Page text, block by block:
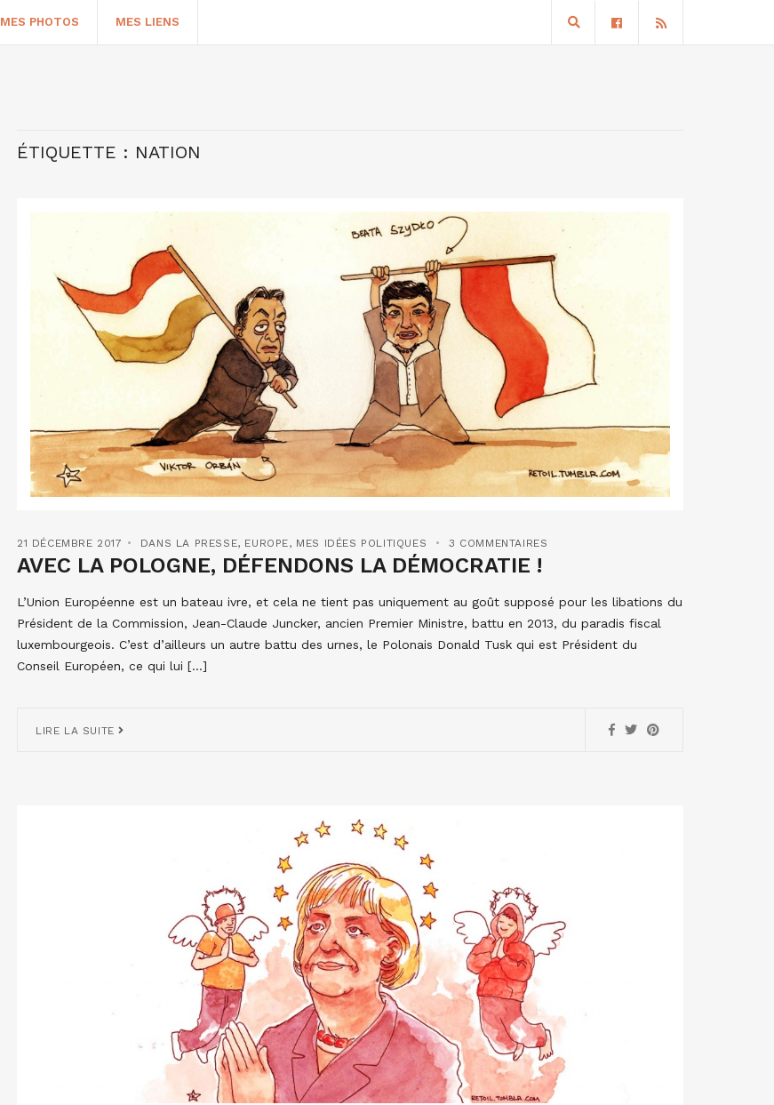
MES PHOTOS MES LIENS
ÉTIQUETTE : NATION
21 DÉCEMBRE 2017 DANS LA PRESSE, EUROPE, MES IDÉES POLITIQUES 3 COMMENTAIRES
AVEC LA POLOGNE, DÉFENDONS LA DÉMOCRATIE !
L’Union Européenne est un bateau ivre, et cela ne tient pas uniquement au goût supposé pour les libations du
Président de la Commission, Jean-Claude Juncker, ancien Premier Ministre, battu en 2013, du paradis fiscal
luxembourgeois. C’est d’ailleurs un autre battu des urnes, le Polonais Donald Tusk qui est Président du
Conseil Européen, ce qui lui […]
LIRE LA SUITE